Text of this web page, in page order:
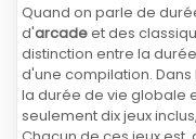
Quand on parle de
d'arcadeet des
distinction entre la
d'une compilation. Dans
la durée de vie globale
seulement dix jeux